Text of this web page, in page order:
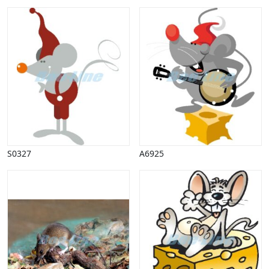
Påske
Penge, finans
Piktogrammer
Pinse
Politik, arbejdsmarked
Restauration, hotel
Scenarier
Spil
Sport
Sundhed, sygdom
Uddannelse
Udsalg og andre begreber
Underholdning, kultur
S0327 A6925